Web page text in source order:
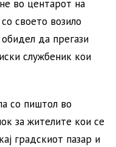
во центарот на
своето возило
да прегази
службеник кои
со пиштол во
за жителите кои се
градскиот пазар и